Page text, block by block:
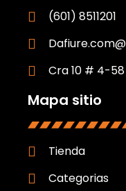
(601) 8511201
Cra 10 # 4-
Mapa sitio
Tienda
Categorias